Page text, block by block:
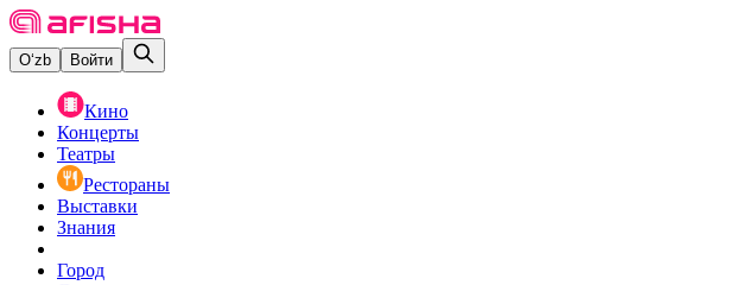
O‘zb Войти
Кино
Концерты
Театры
Рестораны
Выставки
Знания
Город